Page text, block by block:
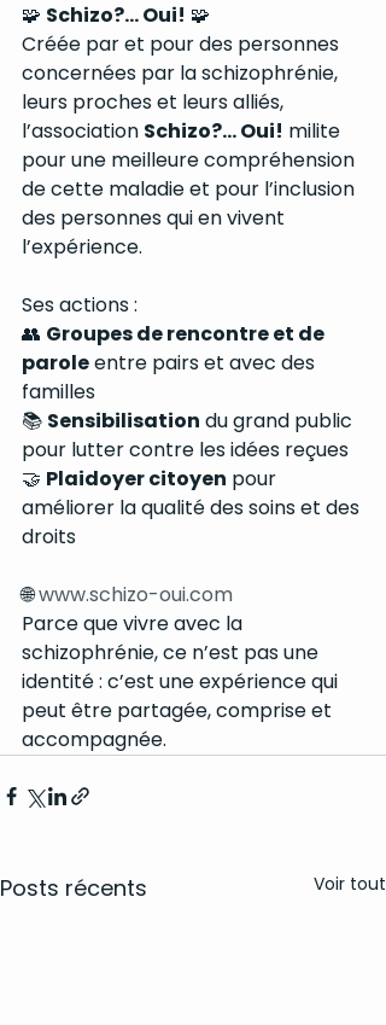
🧩 Schizo?… Oui! 🧩
Créée par et pour des personnes
concernées par la schizophrénie,
leurs proches et leurs alliés,
l’association Schizo?… Oui! milite
pour une meilleure compréhension
de cette maladie et pour l’inclusion
des personnes qui en vivent
l’expérience.
Ses actions :
👥 Groupes de rencontre et de
parole entre pairs et avec des
familles
📚 Sensibilisation du grand public
pour lutter contre les idées reçues
🤝 Plaidoyer citoyen pour
améliorer la qualité des soins et des
droits
🌐 www.schizo-oui.com
Parce que vivre avec la
schizophrénie, ce n’est pas une
identité : c’est une expérience qui
peut être partagée, comprise et
accompagnée.
Posts récents Voir tout